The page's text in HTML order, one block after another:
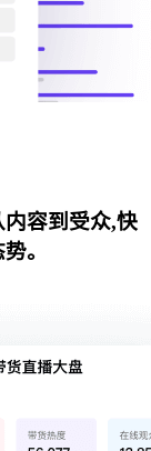
容到受众,快
。